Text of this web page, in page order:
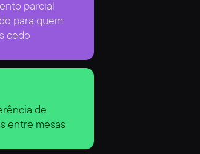
parcial
para quem
cedo
de
entre mesas